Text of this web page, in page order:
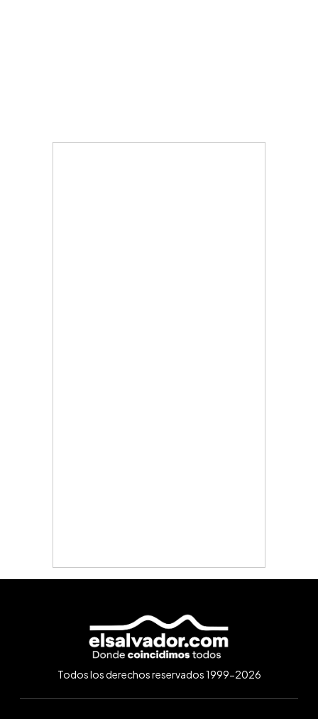
Todos los derechos reservados 1999-2026